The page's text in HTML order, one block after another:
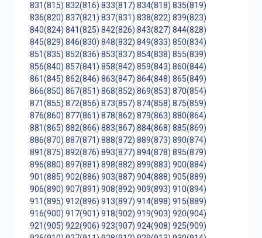
831(815) 832(816) 833(817) 834(818) 835(819)
836(820) 837(821) 837(831) 838(822) 839(823)
840(824) 841(825) 842(826) 843(827) 844(828)
845(829) 846(830) 848(832) 849(833) 850(834)
851(835) 852(836) 853(837) 854(838) 855(839)
856(840) 857(841) 858(842) 859(843) 860(844)
861(845) 862(846) 863(847) 864(848) 865(849)
866(850) 867(851) 868(852) 869(853) 870(854)
871(855) 872(856) 873(857) 874(858) 875(859)
876(860) 877(861) 878(862) 879(863) 880(864)
881(865) 882(866) 883(867) 884(868) 885(869)
886(870) 887(871) 888(872) 889(873) 890(874)
891(875) 892(876) 893(877) 894(878) 895(879)
896(880) 897(881) 898(882) 899(883) 900(884)
901(885) 902(886) 903(887) 904(888) 905(889)
906(890) 907(891) 908(892) 909(893) 910(894)
911(895) 912(896) 913(897) 914(898) 915(889)
916(900) 917(901) 918(902) 919(903) 920(904)
921(905) 922(906) 923(907) 924(908) 925(909)